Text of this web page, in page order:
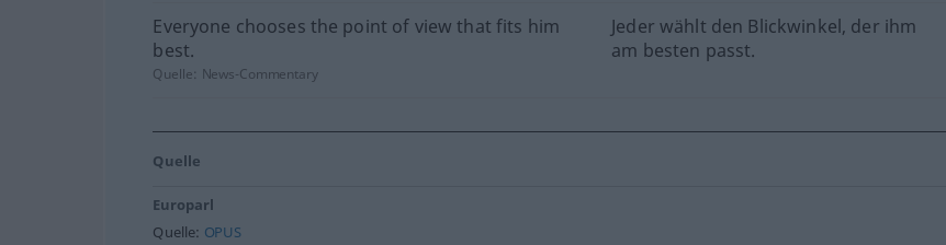
Everyone chooses the point of view that fits him
best.
Jeder wählt den Blickwinkel, der ihm
am besten passt.
Quelle: News-Commentary
Quelle
Europarl
Quelle: OPUS